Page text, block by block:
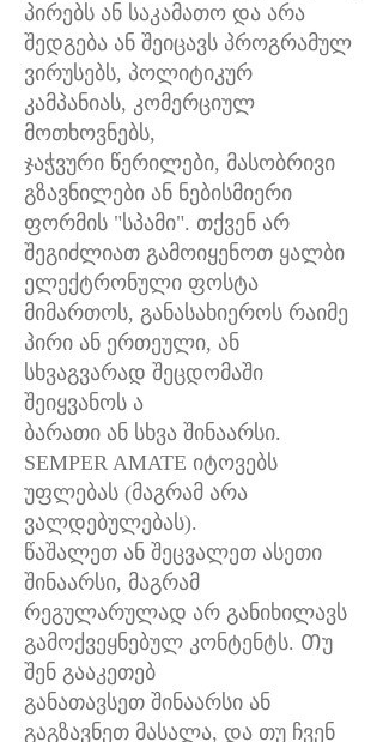
პირებს ან საკამათო და არა
შედგება ან შეიცავს პროგრამულ
ვირუსებს, პოლიტიკურ
კამპანიას, კომერციულ
მოთხოვნებს,
ჯაჭვური წერილები, მასობრივი
გზავნილები ან ნებისმიერი
ფორმის "სპამი". თქვენ არ
შეგიძლიათ გამოიყენოთ ყალბი
ელექტრონული ფოსტა
მიმართოს, განასახიეროს რაიმე
პირი ან ერთეული, ან
სხვაგვარად შეცდომაში
შეიყვანოს ა
ბარათი ან სხვა შინაარსი.
SEMPER AMATE იტოვებს
უფლებას (მაგრამ არა
ვალდებულებას).
წაშალეთ ან შეცვალეთ ასეთი
შინაარსი, მაგრამ
რეგულარულად არ განიხილავს
გამოქვეყნებულ კონტენტს. Თუ
შენ გააკეთებ
განათავსეთ შინაარსი ან
გაგზავნეთ მასალა, და თუ ჩვენ